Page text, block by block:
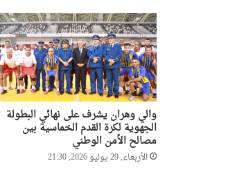
والي وهران يشرف على نهائي البطولة
الجهوية لكرة القدم الخماسية بين
مصالح الأمن الوطني
الأربعاء, 29 يوليو 2026, 21:30